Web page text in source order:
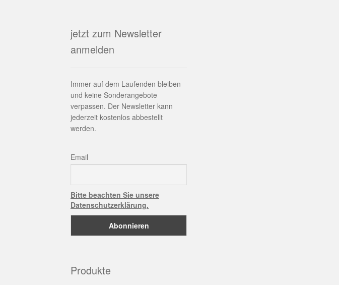
jetzt zum Newsletter
anmelden
Immer auf dem Laufenden bleiben
und keine Sonderangebote
verpassen. Der Newsletter kann
jederzeit kostenlos abbestellt
werden.
Email
Bitte beachten Sie unsere
Datenschutzerklärung.
Produkte